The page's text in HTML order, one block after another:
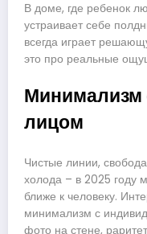
В доме, где ребенок
устраивает себе
всегда играет
это про реальные
Минимализм
лицом
Чистые линии,
холода – в 2025 году
ближе к человеку.
минимализм с
фото на стене,